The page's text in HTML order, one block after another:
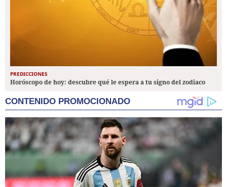
PREDICCIONES
Horóscopo de hoy: descubre qué le espera a tu signo del zodiaco
CONTENIDO PROMOCIONADO